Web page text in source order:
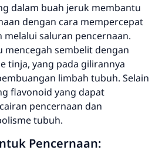
dalam buah jeruk membantu
dengan cara mempercepat
saluran pencernaan.
mencegah sembelit dengan
tinja, yang pada gilirannya
limbah tubuh. Selain
flavonoid yang dapat
pencernaan dan
tubuh.
Pencernaan: